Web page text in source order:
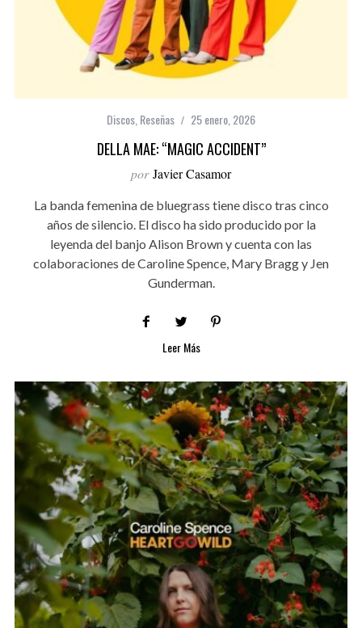
Discos Reseñas 25 enero, 2026
DELLA MAE: “MAGIC ACCIDENT”
por Javier Casamor
La banda femenina de bluegrass tiene disco tras cinco
años de silencio. El disco ha sido producido por la
leyenda del banjo Alison Brown y cuenta con las
colaboraciones de Caroline Spence, Mary Bragg y Jen
Gunderman.
Leer Más